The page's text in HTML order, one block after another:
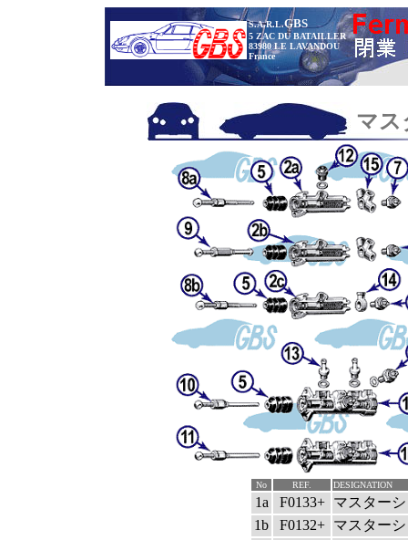
S.A.R.L.GBS
5 ZAC DU BATAILLER
83980 LE LAVANDOU
France
マス
No REF. DESIGNATION
1a F0133+
マスター
1b
F0132+
マスター